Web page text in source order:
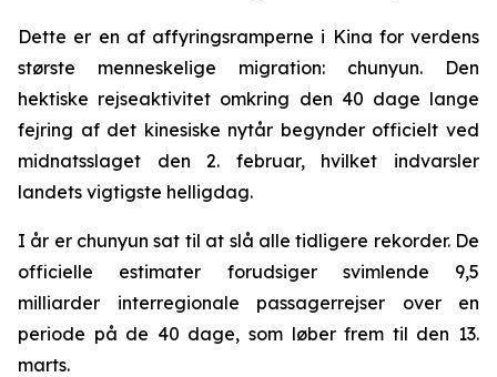
Dette er en af affyringsramperne i Kina for verdens
største menneskelige migration: chunyun. Den
hektiske rejseaktivitet omkring den 40 dage lange
fejring af det kinesiske nytår begynder officielt ved
midnatsslaget den 2. februar, hvilket indvarsler
landets vigtigste helligdag.
I år er chunyun sat til at slå alle tidligere rekorder. De
officielle estimater forudsiger svimlende 9,5
milliarder interregionale passagerrejser over en
periode på de 40 dage, som løber frem til den 13.
marts.